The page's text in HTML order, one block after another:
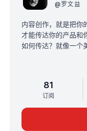
@ 罗文益
内容创作，就是把你
才能传达你的产品和
如何传达？就像一个
那这不仅是美，还通
美，也就是“反差”。
非专业的自媒体，是
专业的自媒体，是先
搞内容创作，就是把
81
订阅